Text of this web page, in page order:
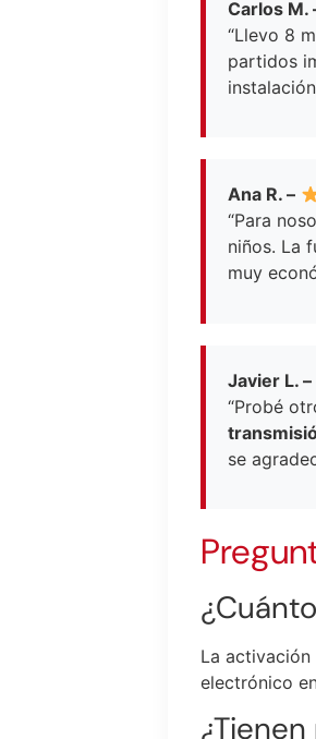
Carlos M.
“Llevo 8
partidos
Ana R. –
“Para
niños. La
muy
Javier L. –
“Probé
se
La activación
electrónico